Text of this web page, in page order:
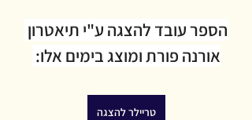
הספר עובד להצגה ע"י תיאטרון
אורנה פורת ומוצג בימים אלו:
טריילר להצגה